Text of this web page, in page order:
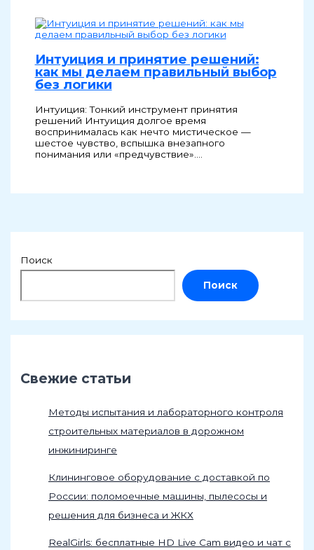
Интуиция и принятие решений:
как мы делаем правильный выбор
без логики
Интуиция: Тонкий инструмент принятия
решений Интуиция долгое время
воспринималась как нечто мистическое —
шестое чувство, вспышка внезапного
понимания или «предчувствие».…
Поиск
Поиск
Свежие статьи
Методы испытания и лабораторного контроля
строительных материалов в дорожном
инжиниринге
Клининговое оборудование с доставкой по
России: поломоечные машины, пылесосы и
решения для бизнеса и ЖКХ
RealGirls: бесплатные HD Live Cam видео и чат с